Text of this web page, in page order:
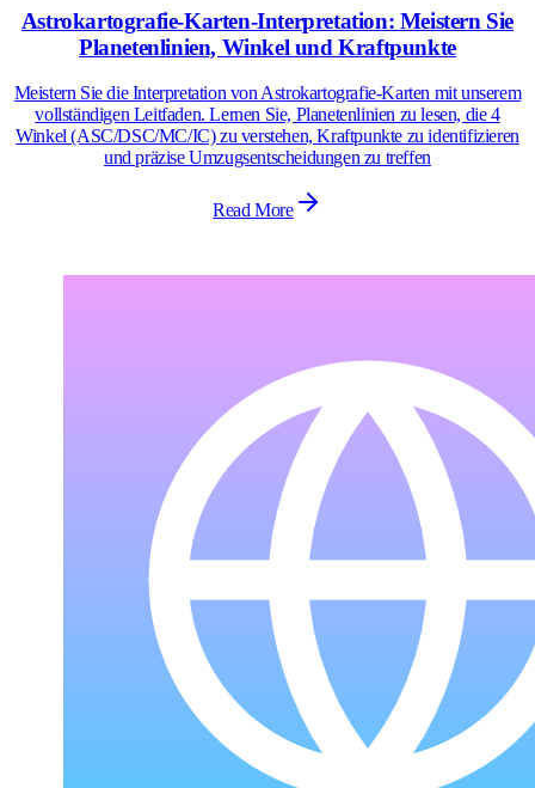
Astrokartografie-Karten-Interpretation: Meistern Sie
Planetenlinien, Winkel und Kraftpunkte
Meistern Sie die Interpretation von Astrokartografie-Karten mit unserem
vollständigen Leitfaden. Lernen Sie, Planetenlinien zu lesen, die 4
Winkel (ASC/DSC/MC/IC) zu verstehen, Kraftpunkte zu identifizieren
und präzise Umzugsentscheidungen zu treffen
Read More